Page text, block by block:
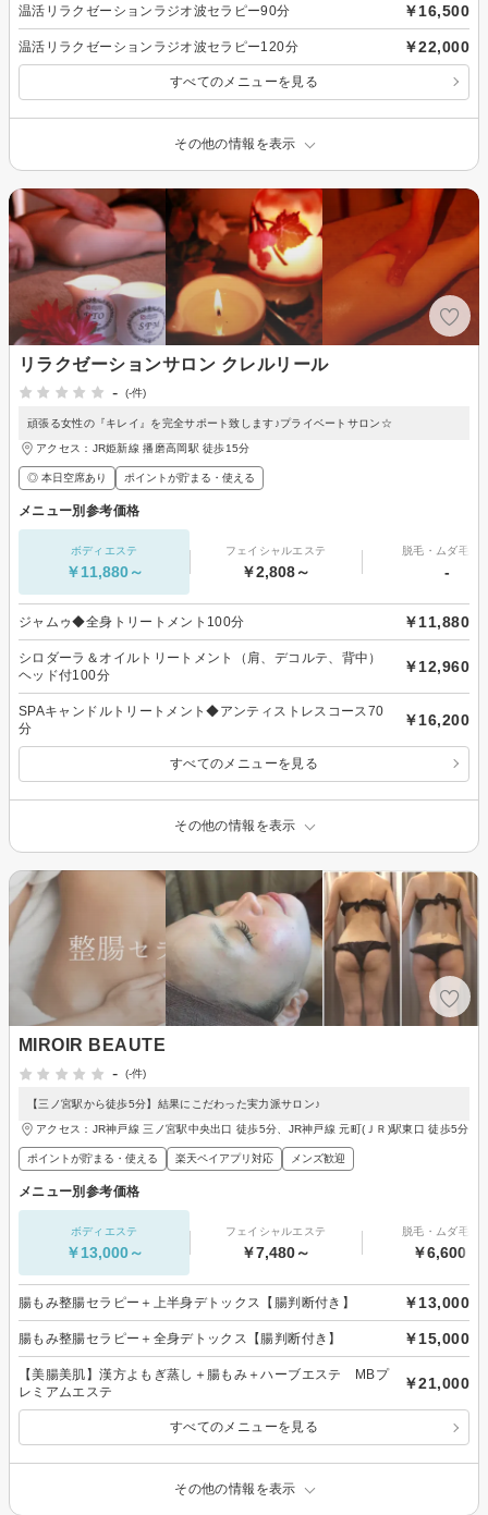
温活リラクゼーションラジオ波セラピー90分 ￥16,500
温活リラクゼーションラジオ波セラピー120分 ￥22,000
すべてのメニューを見る
その他の情報を表示
リラクゼーションサロン クレルリール
-
(-件)
頑張る女性の『キレイ』を完全サポート致します♪プライベートサロン☆
アクセス：JR姫新線 播磨高岡駅 徒歩15分
◎ 本日空席あり ポイントが貯まる・使える
メニュー別参考価格
ボディエステ
￥11,880～
フェイシャルエステ
￥2,808～
脱毛・ムダ毛処
-
ジャムゥ◆全身トリートメント100分 ￥11,880
シロダーラ＆オイルトリートメント（肩、デコルテ、背中）
ヘッド付100分
￥12,960
SPAキャンドルトリートメント◆アンティストレスコース70
分
￥16,200
すべてのメニューを見る
その他の情報を表示
MIROIR BEAUTE
-
(-件)
【三ノ宮駅から徒歩5分】結果にこだわった実力派サロン♪
アクセス：JR神戸線 三ノ宮駅中央出口 徒歩5分、JR神戸線 元町(ＪＲ)駅東口 徒歩5分
ポイントが貯まる・使える 楽天ペイアプリ対応 メンズ歓迎
メニュー別参考価格
ボディエステ
￥13,000～
フェイシャルエステ
￥7,480～
脱毛・ムダ毛処
￥6,600～
腸もみ整腸セラピー＋上半身デトックス【腸判断付き】 ￥13,000
腸もみ整腸セラピー＋全身デトックス【腸判断付き】 ￥15,000
【美腸美肌】漢方よもぎ蒸し＋腸もみ＋ハーブエステ MBプ
レミアムエステ
￥21,000
すべてのメニューを見る
その他の情報を表示